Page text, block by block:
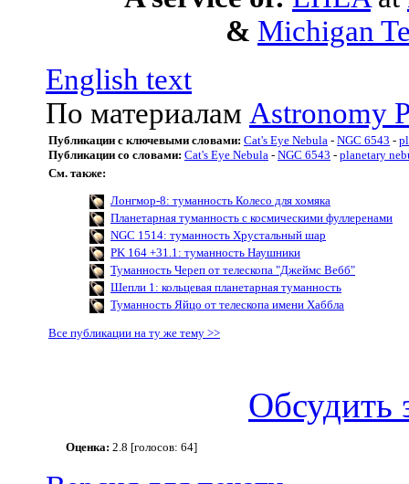
& Michigan
English text
По материалам Astronomy
Публикации с ключевыми словами: Cat's Eye Nebula - NGC 6543 -
Публикации со словами: Cat's Eye Nebula - NGC 6543 - planetary
См. также:
Лонгмор-8: туманность Колесо для хомяка
Планетарная туманность с космическими фуллеренами
NGC 1514: туманность Хрустальный шар
PK 164 +31.1: туманность Наушники
Туманность Череп от телескопа "Джеймс Вебб"
Шепли 1: кольцевая планетарная туманность
Туманность Яйцо от телескопа имени Хаббла
Все публикации на ту же тему >>
Обсудить
Оценка: 2.8 [голосов: 64]